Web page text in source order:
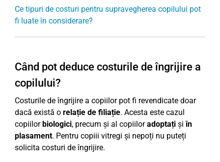
Ce tipuri de costuri pentru supravegherea copilului pot
fi luate în considerare?
Când pot deduce costurile de îngrijire a
copilului?
Costurile de îngrijire a copiilor pot fi revendicate doar
dacă există o relație de filiație. Acesta este cazul
copiilorbiologici, precum și al copiiloradoptați șiîn
plasament. Pentru copiii vitregi și nepoți nu puteți
solicita costuri de îngrijire.